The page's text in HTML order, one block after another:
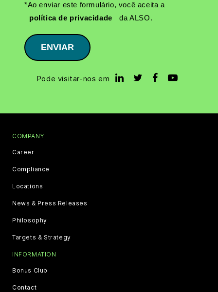
*Ao enviar este formulário, você aceita a
política de privacidade
da ALSO.
ENVIAR
Pode visitar-nos em
COMPANY
Career
Compliance
Locations
News & Press Releases
Philosophy
Targets & Strategy
INFORMATION
Bonus Club
Contact